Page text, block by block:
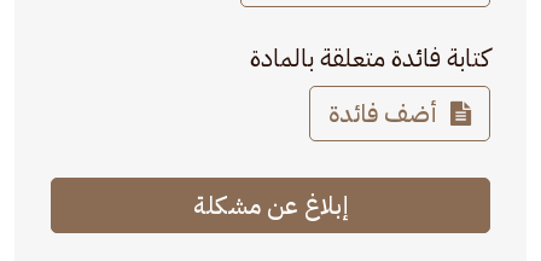
كتابة فائدة متعلقة بالمادة
أضف فائدة
إبلاغ عن مشكلة